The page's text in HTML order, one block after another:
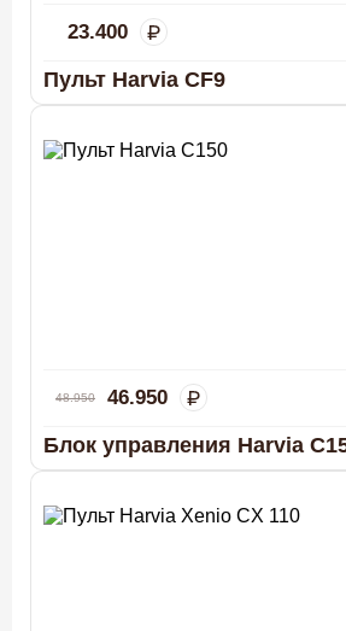
23.400
Пульт Harvia CF9
48.950 46.950
Блок управления Harvia